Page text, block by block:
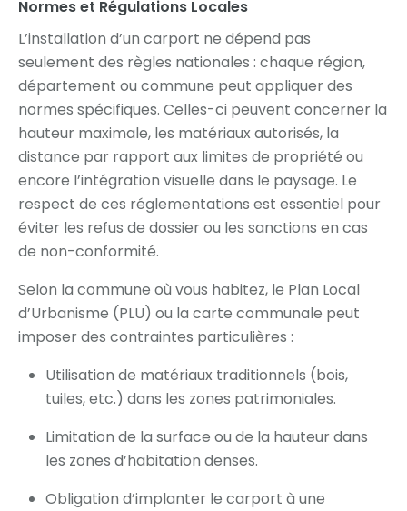
Normes et Régulations Locales
L’installation d’un carport ne dépend pas
seulement des règles nationales : chaque région,
département ou commune peut appliquer des
normes spécifiques. Celles-ci peuvent concerner la
hauteur maximale, les matériaux autorisés, la
distance par rapport aux limites de propriété ou
encore l’intégration visuelle dans le paysage. Le
respect de ces réglementations est essentiel pour
éviter les refus de dossier ou les sanctions en cas
de non-conformité.
Selon la commune où vous habitez, le Plan Local
d’Urbanisme (PLU) ou la carte communale peut
imposer des contraintes particulières :
Utilisation de matériaux traditionnels (bois,
tuiles, etc.) dans les zones patrimoniales.
Limitation de la surface ou de la hauteur dans
les zones d’habitation denses.
Obligation d’implanter le carport à une